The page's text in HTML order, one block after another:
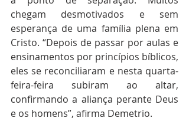
chegam desmotivados e sem
esperança de uma família plena em
Cristo. “Depois de passar por aulas e
ensinamentos por princípios bíblicos,
eles se reconciliaram e nesta quarta-
feira-feira subiram ao altar,
confirmando a aliança perante Deus
e os homens”, afirma Demetrio.